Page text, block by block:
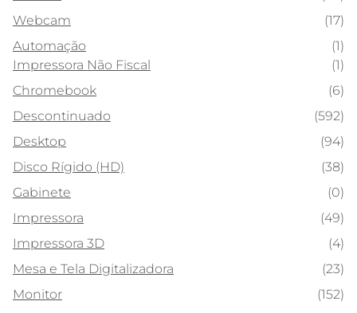
Webcam
(17)
Automação
(1)
Impressora Não Fiscal
(1)
Chromebook
(6)
Descontinuado
(592)
Desktop
(94)
Disco Rígido (HD)
(38)
Gabinete
(0)
Impressora
(49)
Impressora 3D
(4)
Mesa e Tela Digitalizadora
(23)
Monitor
(152)